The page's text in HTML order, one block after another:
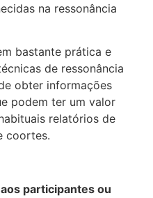
na ressonância
bastante prática e
de ressonância
obter informações
podem ter um valor
relatórios de
coortes.
participantes ou